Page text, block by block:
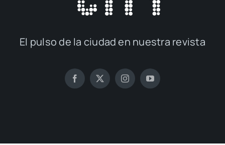
El pul­so de la ciu­dad en nues­tra revis­ta